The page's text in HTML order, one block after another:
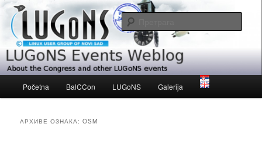
Скочи
примарни
садржај
Скочи
секундарни
садржајLUGoNS Events Weblog
About the Congress and other LUGoNS events
изборник
Početna BalCCon LUGoNS Galerija
АРХИВЕ ОЗНАКА:OSM